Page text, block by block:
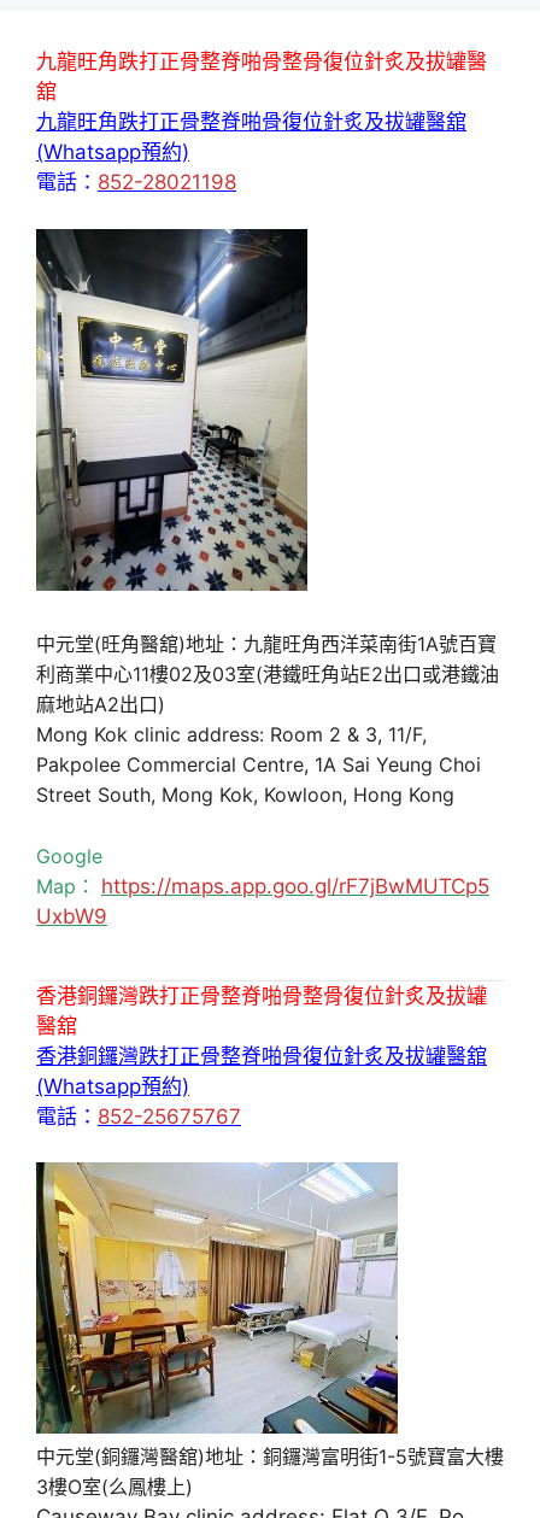
九龍旺角跌打正骨整脊啪骨整骨復位針炙及拔罐醫
舘
九龍旺角跌打正骨整脊啪骨復位針炙及拔罐醫舘
(Whatsapp預約)
電話： 852-28021198
中元堂(旺角醫舘)地址：九龍旺角西洋菜南街1A號百寶
利商業中心11樓02及03室(港鐵旺角站E2出口或港鐵油
麻地站A2出口)
Mong Kok clinic address: Room 2 & 3, 11/F,
Pakpolee Commercial Centre, 1A Sai Yeung Choi
Street South, Mong Kok, Kowloon, Hong Kong
Google
Map： https://maps.app.goo.gl/rF7jBwMUTCp5
UxbW9
香港銅鑼灣跌打正骨整脊啪骨整骨復位針炙及拔罐
醫舘
香港銅鑼灣跌打正骨整脊啪骨復位針炙及拔罐醫舘
(Whatsapp預約)
電話： 852-25675767
中元堂(銅鑼灣醫舘)地址：銅鑼灣富明街1-5號寶富大樓
3樓O室(么鳳樓上)